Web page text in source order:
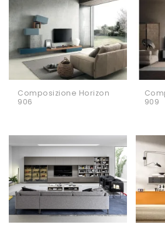
Composizione Horizon
906
909